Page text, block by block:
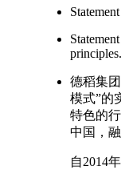
principles.
德稻集
模式”的
特色的
中国，
自2014